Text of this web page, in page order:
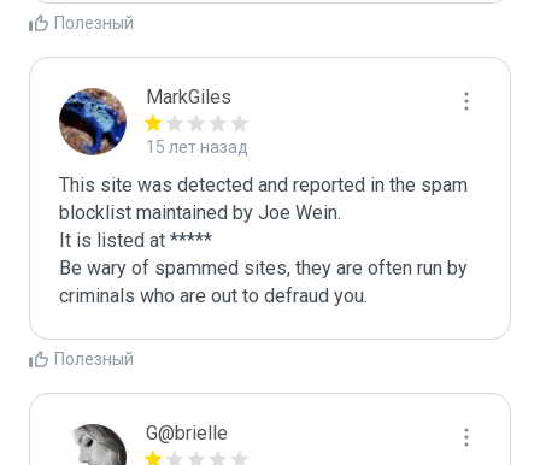
Полезный
MarkGiles
15 лет назад
This site was detected and reported in the spam
blocklist maintained by Joe Wein.
It is listed at *****
Be wary of spammed sites, they are often run by
criminals who are out to defraud you.
Полезный
G@brielle